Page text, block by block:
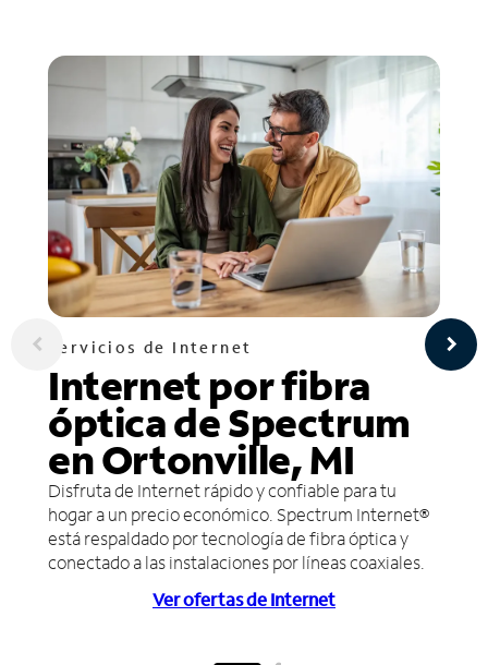
Servicios de Internet
Internet por fibra
óptica de Spectrum
en Ortonville, MI
Disfruta de Internet rápido y confiable para tu
hogar a un precio económico. Spectrum Internet®
está respaldado por tecnología de fibra óptica y
conectado a las instalaciones por líneas coaxiales.
Ver ofertas de Internet